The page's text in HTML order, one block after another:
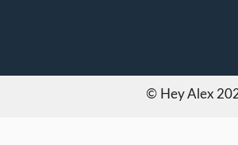
© Hey Alex